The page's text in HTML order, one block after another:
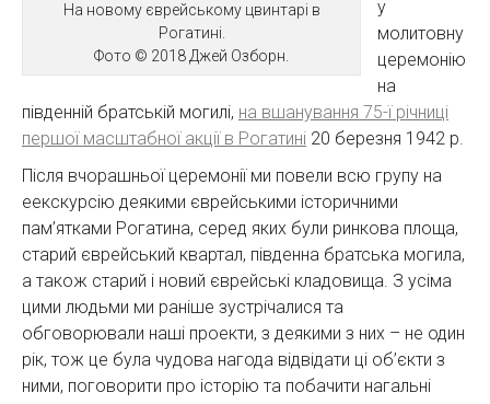
На новому єврейському цвинтарі в
Рогатині.
Фото © 2018 Джей Озборн.
у
молитовну
церемонію
на
південній братській могилі, на вшанування 75-ї річниці
першої масштабної акції в Рогатині 20 березня 1942 р.
Після вчорашньої церемонії ми повели всю групу на
еекскурсію деякими єврейськими історичними
пам’ятками Рогатина, серед яких були ринкова площа,
старий єврейський квартал, південна братська могила,
а також старий і новий єврейські кладовища. З усіма
цими людьми ми раніше зустрічалися та
обговорювали наші проекти, з деякими з них – не один
рік, тож це була чудова нагода відвідати ці об’єкти з
ними, поговорити про історію та побачити нагальні